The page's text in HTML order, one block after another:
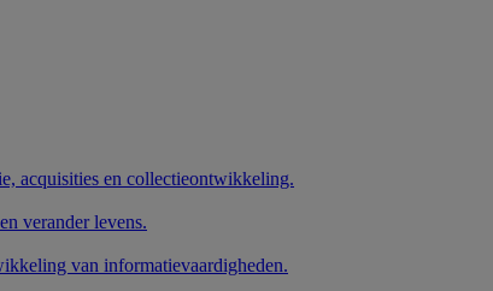
acquisities en collectieontwikkeling.
verander levens.
van informatievaardigheden.